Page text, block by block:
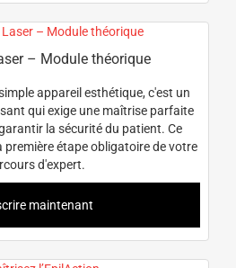
– Module théorique
appareil esthétique, c'est un
qui exige une maîtrise parfaite
la sécurité du patient. Ce
première étape obligatoire de votre
d'expert.
maintenant